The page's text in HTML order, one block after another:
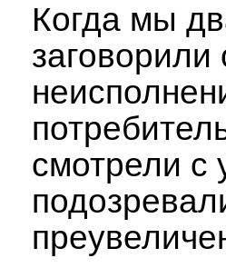
Когда мы
смотрели с